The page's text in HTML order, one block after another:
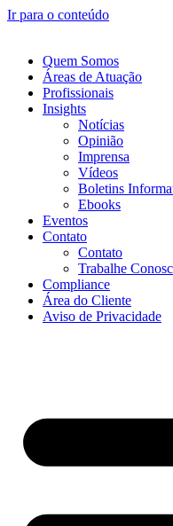
Ir para o conteúdo
Quem Somos
Áreas de Atuação
Profissionais
Insights
Notícias
Opinião
Imprensa
Vídeos
Boletins
Ebooks
Eventos
Contato
Contato
Trabalhe
Compliance
Área do Cliente
Aviso de Privacidade